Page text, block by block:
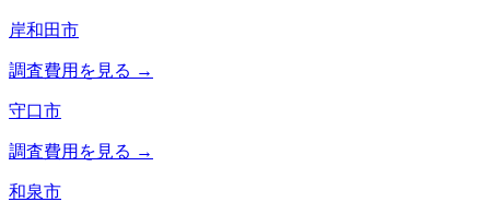
岸和田市
調査費用を見る →
守口市
調査費用を見る →
和泉市